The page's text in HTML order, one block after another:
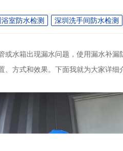
室防水检测 深圳洗手间防水检测
或水箱出现漏水问题，使用漏水补
、方式和效果。下面我就为大家详细